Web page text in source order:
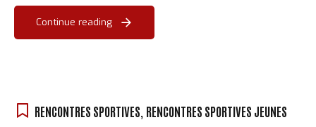
Continue reading
RENCONTRES SPORTIVES RENCONTRES SPORTIVES JEUNES